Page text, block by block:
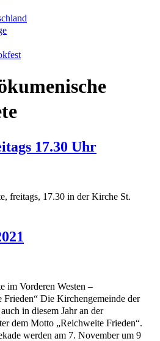
17.30 Uhr
freitags, 17.30 in der Kirche St.
im Vorderen Westen –
Frieden“ Die Kirchengemeinde der
in diesem Jahr an der
dem Motto „Reichweite Frieden“.
werden am 7. November um 9